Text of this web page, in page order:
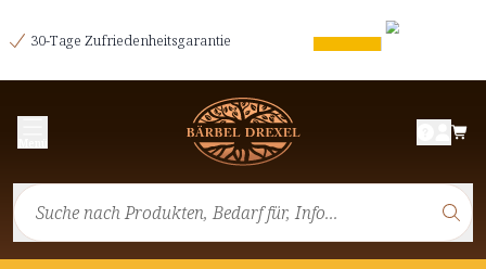
30-Tage Zufriedenheitsgarantie